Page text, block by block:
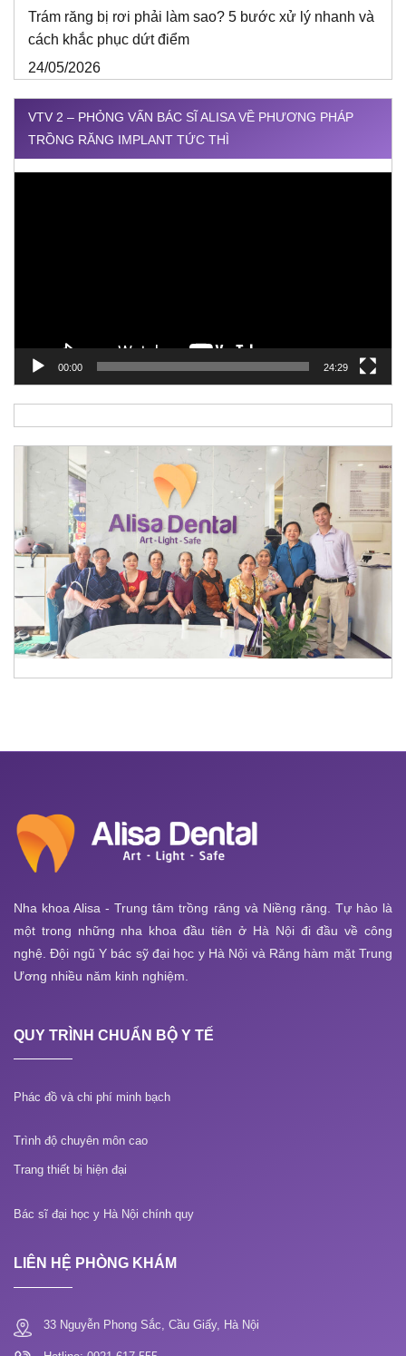
Trám răng bị rơi phải làm sao? 5 bước xử lý nhanh và
cách khắc phục dứt điểm
24/05/2026
VTV 2 – PHỎNG VẤN BÁC SĨ ALISA VỀ PHƯƠNG PHÁP
TRỒNG RĂNG IMPLANT TỨC THÌ
00:00 24:29
Nha khoa Alisa - Trung tâm trồng răng và Niềng răng. Tự hào là
một trong những nha khoa đầu tiên ở Hà Nội đi đầu về công
nghệ. Đội ngũ Y bác sỹ đại học y Hà Nội và Răng hàm mặt Trung
Ương nhiều năm kinh nghiệm.
QUY TRÌNH CHUẨN BỘ Y TẾ
Phác đồ và chi phí minh bạch
Trình độ chuyên môn cao
Trang thiết bị hiện đại
Bác sĩ đại học y Hà Nội chính quy
LIÊN HỆ PHÒNG KHÁM
33 Nguyễn Phong Sắc, Cầu Giấy, Hà Nội